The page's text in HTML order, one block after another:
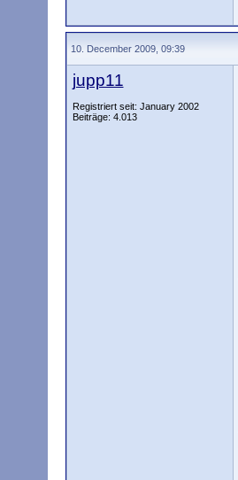
10. December 2009, 09:39
jupp11
Registriert seit: January 2002
Beiträge: 4.013